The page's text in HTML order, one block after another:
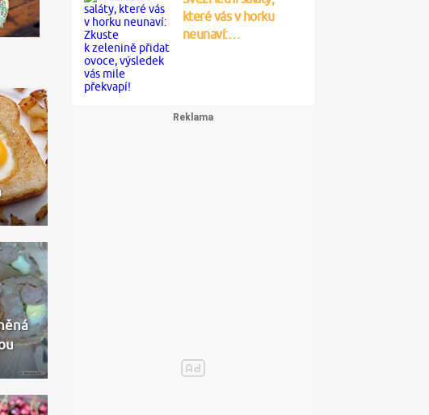
které vás v horku
neunaví:…